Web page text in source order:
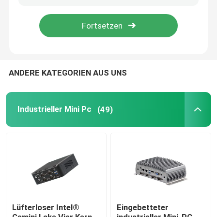
Fabrik Tour
industrieller Platte PC
schroffer Tablet-PC
ANDERE KATEGORIEN AUS UNS
Industrieller Mini Pc (49)
Lüfterloser Intel®
Eingebetteter